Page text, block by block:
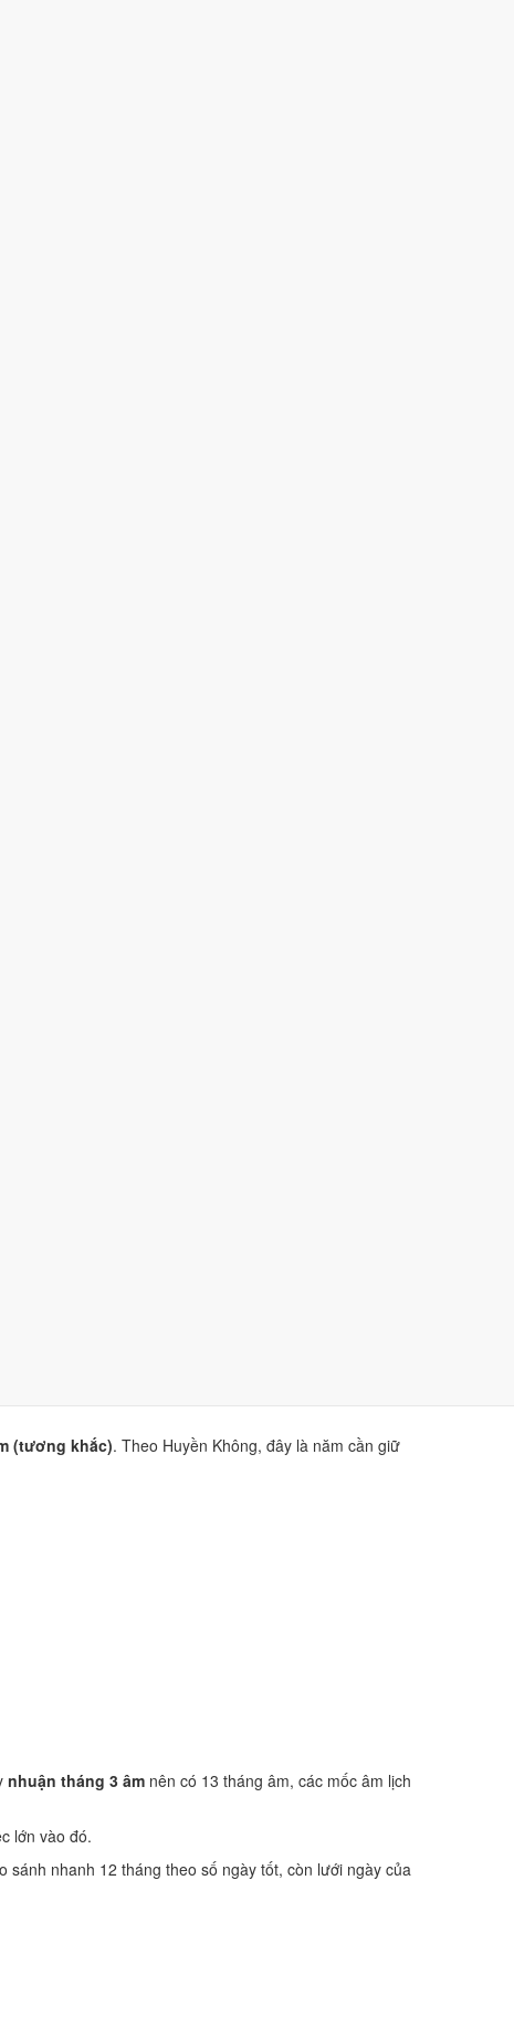
(tương khắc). Theo Huyền Không, đây là năm cần giữ
nhuận tháng 3 âm nên có 13 tháng âm, các mốc âm lịch
lớn vào đó.
sánh nhanh 12 tháng theo số ngày tốt, còn lưới ngày của